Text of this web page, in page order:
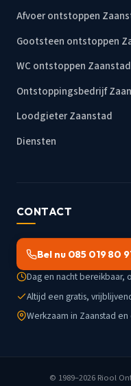
Afvoer ontstoppen
Gootsteen ontstoppen
WC ontstoppen Zaanstad
Ontstoppingsbedrijf
Loodgieter Zaanstad
Diensten
CONTACT
Bel nu 085 019 80
Dag en nacht bereikbaar,
Altijd een gratis,
Werkzaam in Zaanstad
© 1989–2026 Riool